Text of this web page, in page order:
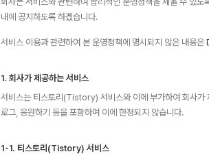
내에 공지하도록 하겠습니다.
서비스 이용과 관련하여 본 운영정책에 명시되지 않은 내용은
1. 회사가 제공하는 서비스
서비스는 티스토리(Tistory) 서비스와 이에 부가하여 회사가
로그, 응원하기 등을 포함하며 이에 한정되지 않습니다.
1-1. 티스토리(Tistory) 서비스